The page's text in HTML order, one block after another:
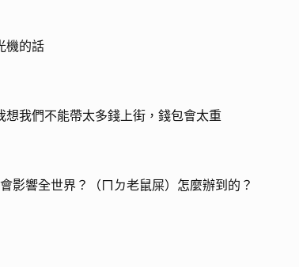
機的話
我們不能帶太多錢上街，錢包會太重
影響全世界？（ㄇㄉ老鼠屎）怎麼辦到的？